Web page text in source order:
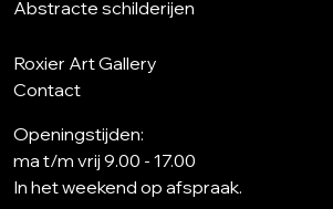
Abstracte schilderijen
Roxier Art Gallery
Contact
Openingstijden:
ma t/m vrij 9.00 - 17.00
In het weekend op afspraak.